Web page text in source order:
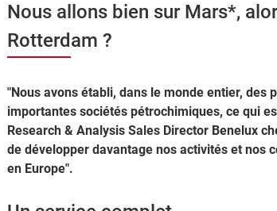
Nous allons bien sur Mars*,
Rotterdam ?
"Nous avons établi, dans le monde entier, des
importantes sociétés pétrochimiques, ce qui
Research & Analysis Sales Director Benelux
de développer davantage nos activités et nos
en Europe".